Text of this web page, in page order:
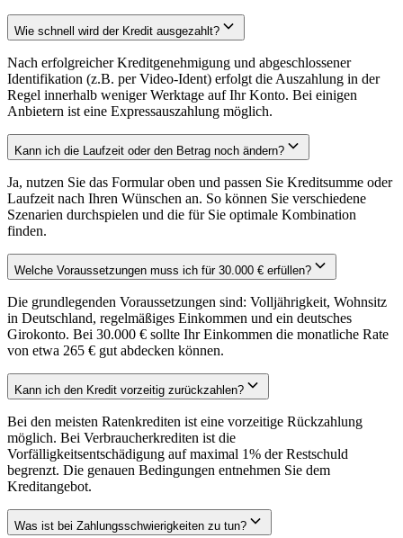
Wie schnell wird der Kredit ausgezahlt?
Nach erfolgreicher Kreditgenehmigung und abgeschlossener
Identifikation (z.B. per Video-Ident) erfolgt die Auszahlung in der
Regel innerhalb weniger Werktage auf Ihr Konto. Bei einigen
Anbietern ist eine Expressauszahlung möglich.
Kann ich die Laufzeit oder den Betrag noch ändern?
Ja, nutzen Sie das Formular oben und passen Sie Kreditsumme oder
Laufzeit nach Ihren Wünschen an. So können Sie verschiedene
Szenarien durchspielen und die für Sie optimale Kombination
finden.
Welche Voraussetzungen muss ich für 30.000 € erfüllen?
Die grundlegenden Voraussetzungen sind: Volljährigkeit, Wohnsitz
in Deutschland, regelmäßiges Einkommen und ein deutsches
Girokonto. Bei 30.000 € sollte Ihr Einkommen die monatliche Rate
von etwa 265 € gut abdecken können.
Kann ich den Kredit vorzeitig zurückzahlen?
Bei den meisten Ratenkrediten ist eine vorzeitige Rückzahlung
möglich. Bei Verbraucherkrediten ist die
Vorfälligkeitsentschädigung auf maximal 1% der Restschuld
begrenzt. Die genauen Bedingungen entnehmen Sie dem
Kreditangebot.
Was ist bei Zahlungsschwierigkeiten zu tun?